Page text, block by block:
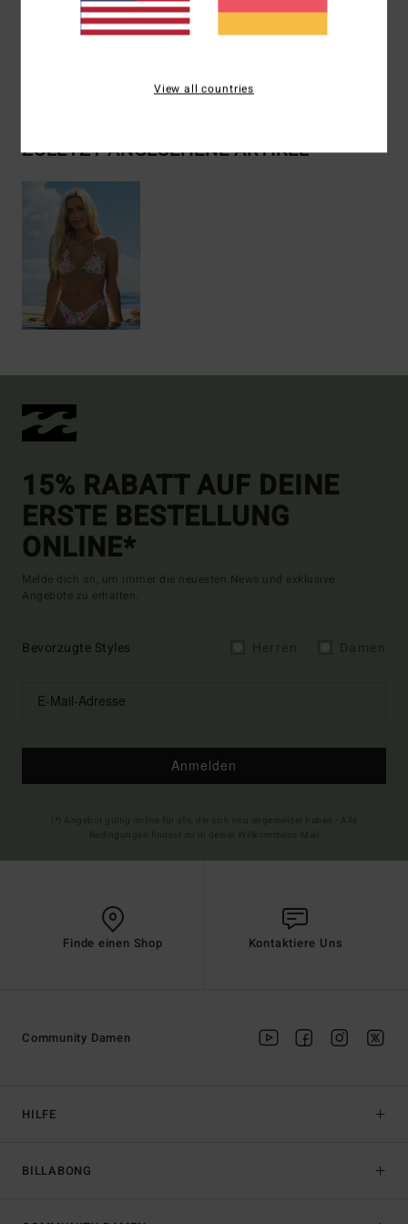
Details & Funktionen
ZULETZT ANGESEHENE ARTIKEL
15% RABATT AUF DEINE
ERSTE BESTELLUNG
ONLINE*
Melde dich an, um immer die neuesten News und exklusive
Angebote zu erhalten.
Bevorzugte Styles
Anmelden
Finde einen Shop Kontaktiere Uns
HILFE
BILLABONG
Community Damen
View all countries